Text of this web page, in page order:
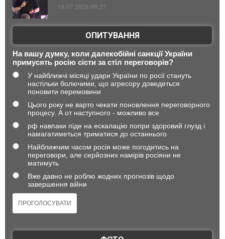
18.07.2026 09:27
ОПИТУВАННЯ
На вашу думку, коли далекобійні санкції України
примусять росію сісти за стіл переговорів?
У найближчі місяці удари України по росії стануть
настільки болючими, що агресору доведеться
поновити перемовини
Цього року не варто чекати поновлення переговорного
процесу. А от наступного - можливо все
рф навпаки піде на ескалацію попри здоровий глузд і
намагатиметься триматися до останнього
Найближчим часом росія може погодитись на
переговори, але серйозних намірів росіяни не
матимуть
Вже давно не роблю жодних прогнозів щодо
завершення війни